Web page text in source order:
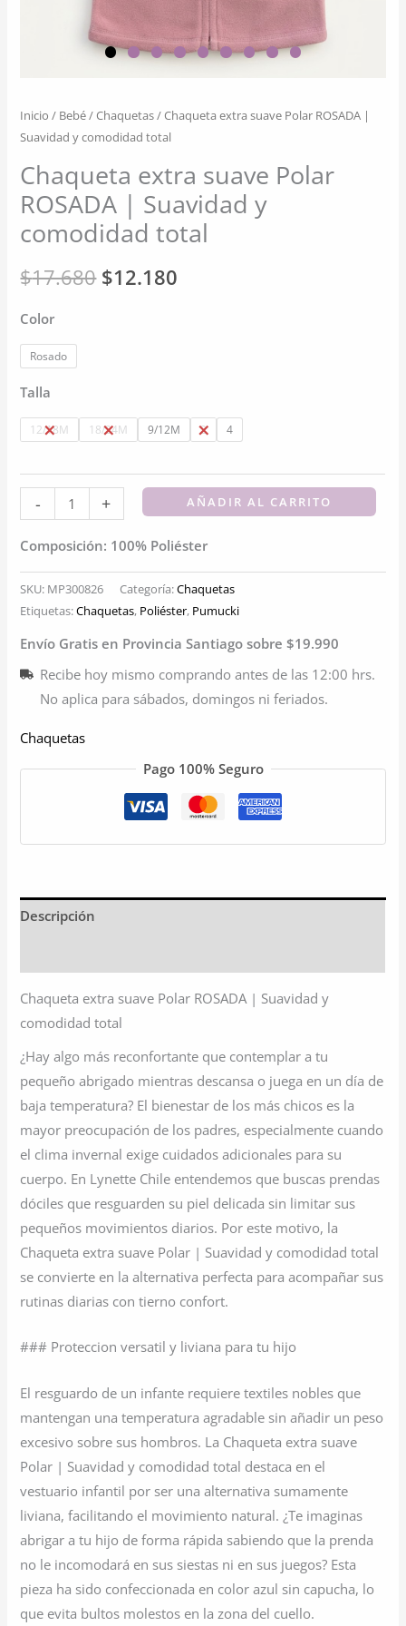
Inicio / Bebé/Chaquetas/ Chaqueta extra suave Polar ROSADA |
Suavidad y comodidad total
Chaqueta extra suave Polar
ROSADA | Suavidad y
comodidad total
$17.680 El
$17.680.
$12.180
$12.180.
Color
Rosado
Talla
12/18M 18/24M 9/12M 2 4
-
Chaqueta
extra
suave
Polar
ROSADA
|
Suavidad
y
comodidad
cantidad
+ AÑADIR AL CARRITO
Composición: 100% Poliéster
SKU: MP300826 Categoría:Chaquetas
Etiquetas:Chaquetas, Poliéster, Pumucki
Envío Gratis en Provincia Santiago sobre $19.990
Recibe hoy mismo comprando antes de las 12:00 hrs.
No aplica para sábados, domingos ni feriados.
Chaquetas
Pago 100% Seguro
Descripción
Chaqueta extra suave Polar ROSADA | Suavidad y
comodidad total
¿Hay algo más reconfortante que contemplar a tu
pequeño abrigado mientras descansa o juega en un día de
baja temperatura? El bienestar de los más chicos es la
mayor preocupación de los padres, especialmente cuando
el clima invernal exige cuidados adicionales para su
cuerpo. En Lynette Chile entendemos que buscas prendas
dóciles que resguarden su piel delicada sin limitar sus
pequeños movimientos diarios. Por este motivo, la
Chaqueta extra suave Polar | Suavidad y comodidad total
se convierte en la alternativa perfecta para acompañar sus
rutinas diarias con tierno confort.
### Proteccion versatil y liviana para tu hijo
El resguardo de un infante requiere textiles nobles que
mantengan una temperatura agradable sin añadir un peso
excesivo sobre sus hombros. La Chaqueta extra suave
Polar | Suavidad y comodidad total destaca en el
vestuario infantil por ser una alternativa sumamente
liviana, facilitando el movimiento natural. ¿Te imaginas
abrigar a tu hijo de forma rápida sabiendo que la prenda
no le incomodará en sus siestas ni en sus juegos? Esta
pieza ha sido confeccionada en color azul sin capucha, lo
que evita bultos molestos en la zona del cuello.